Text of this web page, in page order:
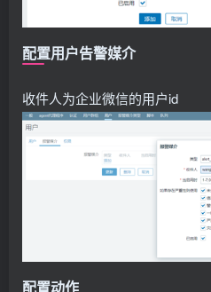
sendweixin
配置用户告警媒介
收件人为企业微信的用户id
配置动作